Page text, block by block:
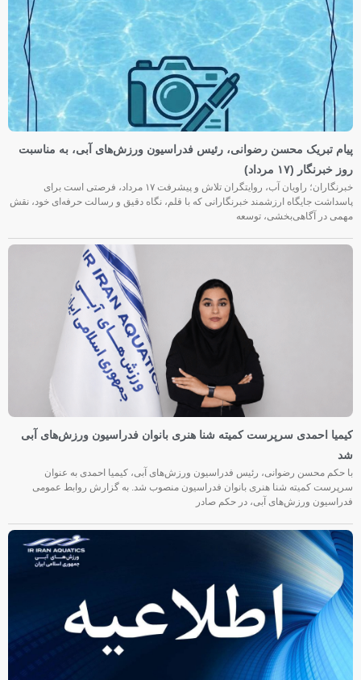
پیام تبریک محسن رضوانی، رئیس فدراسیون ورزش‌های آبی، به مناسبت
روز خبرنگار (۱۷ مرداد)
خبرنگاران؛ راویان آب، روایتگران تلاش و پیشرفت ۱۷ مرداد، فرصتی است برای
پاسداشت جایگاه ارزشمند خبرنگارانی که با قلم، نگاه دقیق و رسالت حرفه‌ای خود، نقش
مهمی در آگاهی‌بخشی، توسعه
کیمیا احمدی سرپرست کمیته شنا هنری بانوان فدراسیون ورزش‌های آبی
شد
با حکم محسن رضوانی، رئیس فدراسیون ورزش‌های آبی، کیمیا احمدی به عنوان
سرپرست کمیته شنا هنری بانوان فدراسیون منصوب شد. به گزارش روابط عمومی
فدراسیون ورزش‌های آبی، در حکم صادر